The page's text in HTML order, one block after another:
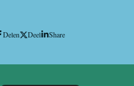
Delen Deel Share